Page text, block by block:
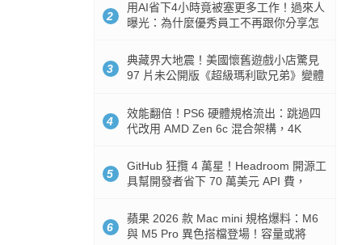
2
用AI省下4小時竟被塞更多工作！過來人
曝光：為什麼優秀員工不再跟你分享怎
3
典藏界大地震！美國懷舊遊戲小店驚見
97 片未公開版《超級瑪利歐兄弟》變體
4
效能翻倍！PS6 硬體規格流出：跳過四
代改用 AMD Zen 6c 混合架構，4K
5
GitHub 狂攬 4 萬星！Headroom 開源工
具幫開發者省下 70 萬美元 API 費，
6
蘋果 2026 款 Mac mini 規格爆料：M6
與 M5 Pro 異色搭檔登場！容量或將